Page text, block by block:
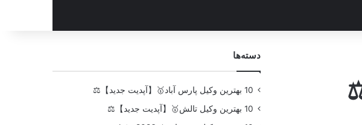
دسته‌ها
10 بهترین وکیل پارس آباد🥇【آپدیت جدید】⚖️
10 بهترین وکیل تالش🥇【آپدیت جدید】⚖️